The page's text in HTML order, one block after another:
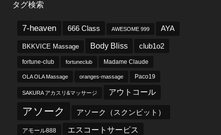
タグ検索
7-heaven 666 Class AWESOME 999 AYA
BKKVICE Massage Body Bliss club1o2
fortune-club fortuneclub Madame Claude
OLA OLA Massage oranges-massage Paco19
SAKURA アカスリ&マッサージ アウトコール
アソーク アソーク（スクンビット）
アモール888 エスコートサービス